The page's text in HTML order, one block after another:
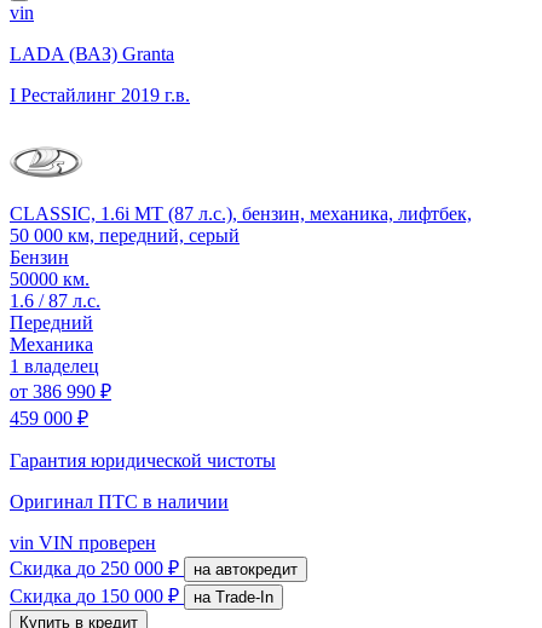
vin
LADA (ВАЗ) Granta
I Рестайлинг 2019 г.в.
CLASSIC, 1.6i MT (87 л.с.), бензин, механика, лифтбек,
50 000 км, передний, серый
Бензин
50000 км.
1.6 / 87 л.с.
Передний
Механика
1 владелец
от 386 990 ₽
459 000 ₽
Гарантия юридической чистоты
Оригинал ПТС в наличии
vin VIN проверен
Скидка до 250 000 ₽ на автокредит
Скидка до 150 000 ₽
на Trade-In
Купить в кредит